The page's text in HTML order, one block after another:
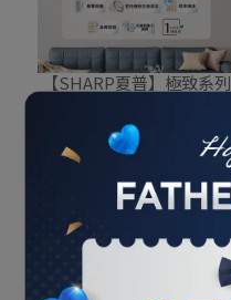
【SHARP夏普】極致系列
(AH-23BESH/AU-
23BESH-W)
NT$19,125NT$22,500
加入購物車